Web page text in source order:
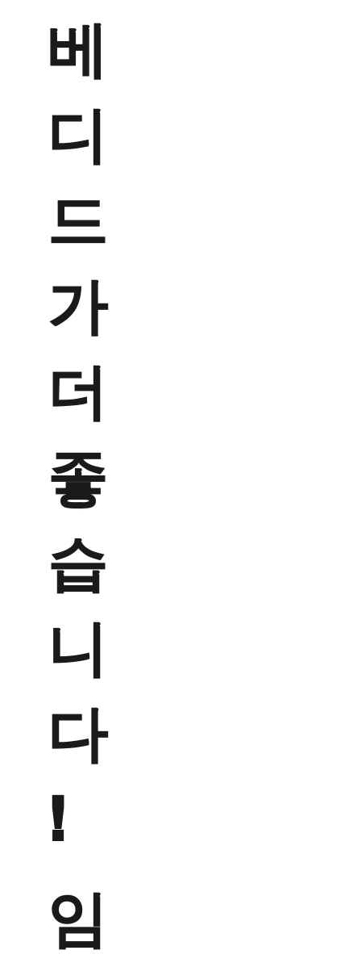
베
디
드
가
더
좋
습
니
다
!
임